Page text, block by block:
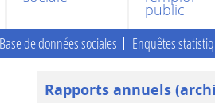
Base de données sociales Enquêtes
public
Rapports annuels